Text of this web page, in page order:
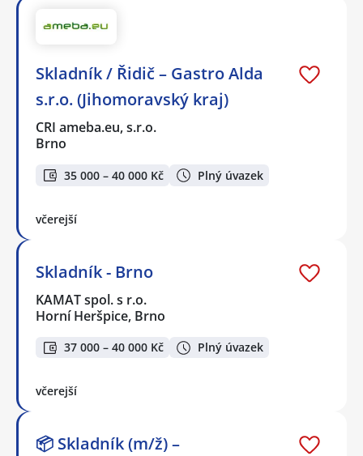
Skladník / Řidič – Gastro Alda
s.r.o. (Jihomoravský kraj)
CRI ameba.eu, s.r.o.
Brno
35 000 – 40 000 Kč Plný úvazek
včerejší
Skladník - Brno
KAMAT spol. s r.o.
Horní Heršpice, Brno
37 000 – 40 000 Kč Plný úvazek
včerejší
📦 Skladník (m/ž) –